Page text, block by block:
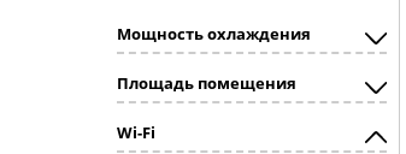
Toshiba
Мощность охлаждения
Площадь помещения
Wi-Fi